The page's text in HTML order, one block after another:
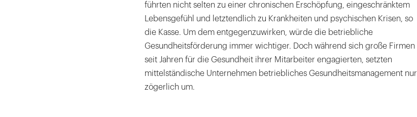
führten nicht selten zu einer chronischen Erschöpfung, eingeschränktem
Lebensgefühl und letztendlich zu Krankheiten und psychischen Krisen, so
die Kasse. Um dem entgegenzuwirken, würde die betriebliche
Gesundheitsförderung immer wichtiger. Doch während sich große Firmen
seit Jahren für die Gesundheit ihrer Mitarbeiter engagierten, setzten
mittelständische Unternehmen betriebliches Gesundheitsmanagement nur
zögerlich um.